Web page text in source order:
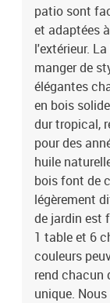
patio sont
et adaptées
l'extérieur.
manger de
élégantes
en bois
dur tropical,
pour des
huile
bois font de
légèrement
de jardin est
1 table et 6
couleurs
rend chacun
unique.